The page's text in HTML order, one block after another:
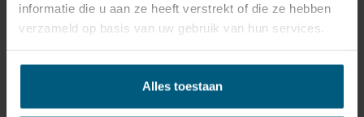
informatie die u aan ze heeft verstrekt of die ze hebben
verzameld op basis van uw gebruik van hun services.
Alles toestaan
ARENA
Amsterdam Villa Arena. Dat betekent dat u uw bezoek
eenvoudig kunt combineren met een gezellig dagje uit.
Geniet van een lunch, doe inspiratie op bij andere